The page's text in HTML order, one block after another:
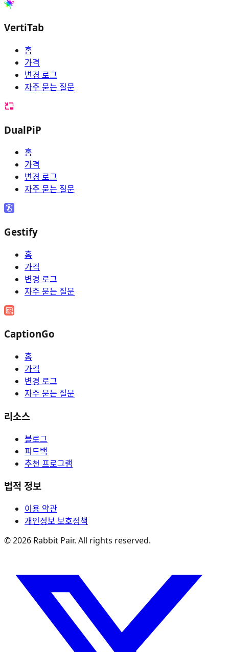
VertiTab
홈
가격
변경 로그
자주 묻는 질문
DualPiP
홈
가격
변경 로그
자주 묻는 질문
Gestify
홈
가격
변경 로그
자주 묻는 질문
CaptionGo
홈
가격
변경 로그
자주 묻는 질문
리소스
블로그
피드백
추천 프로그램
법적 정보
이용 약관
개인정보 보호정책
©2026 Rabbit Pair. All rights reserved.